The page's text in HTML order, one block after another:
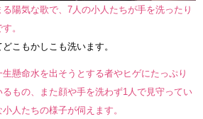
る陽気な歌で、7人の小人たちが手を洗ったり
。
こもかしこも洗います。
懸命水を出そうとする者やヒゲにたっぷり
もの、また顔や手を洗わず1人で見守ってい
人たちの様子が伺えます。